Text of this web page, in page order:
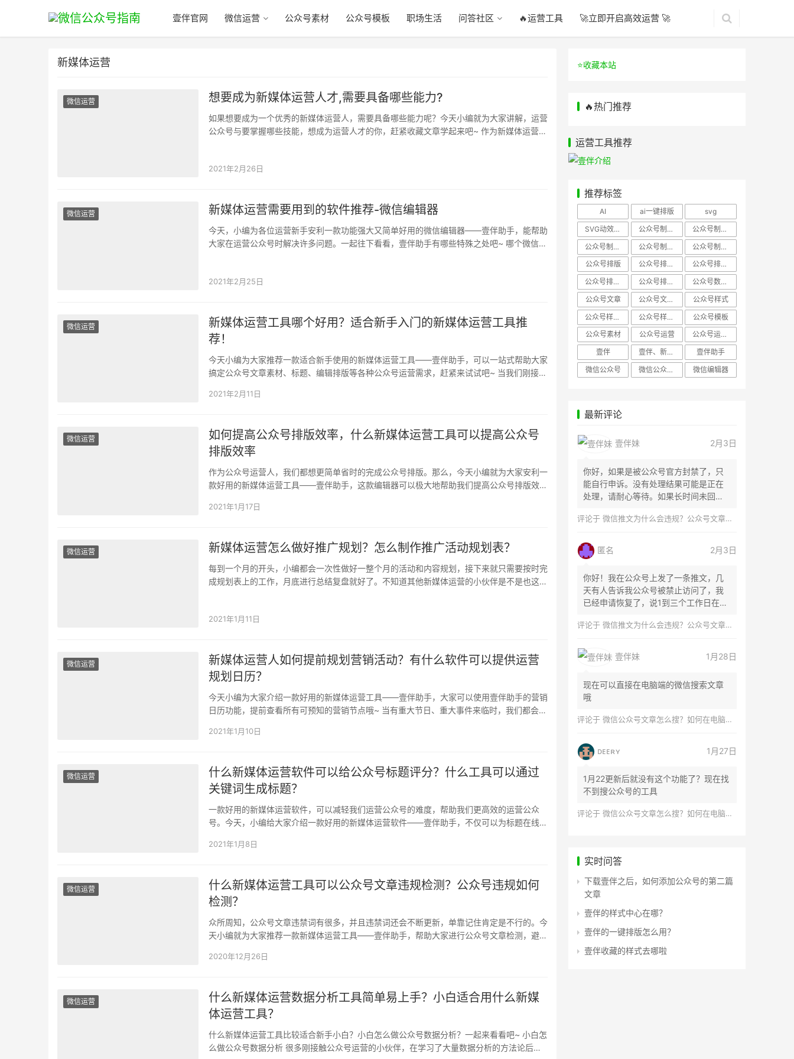
壹伴官网 微信运营 公众号素材 公众号模板 职场生活 问答社区 🔥运营工具 🚀立即开启高效运营 🚀
新媒体运营
微信运营 想要成为新媒体运营人才,需要具备哪些能力?
如果想要成为一个优秀的新媒体运营人，需要具备哪些能力呢？今天小编就为大家讲解，运营
公众号与要掌握哪些技能，想成为运营人才的你，赶紧收藏文章学起来吧~ 作为新媒体运营
2021年2月26日
微信运营 新媒体运营需要用到的软件推荐-微信编辑器
今天，小编为各位运营新手安利一款功能强大又简单好用的微信编辑器——壹伴助手，能帮助
大家在运营公众号时解决许多问题。一起往下看看，壹伴助手有哪些特殊之处吧~ 哪个微信编
2021年2月25日
微信运营
新媒体运营工具哪个好用？适合新手入门的新媒体运营工具推
荐！
今天小编为大家推荐一款适合新手使用的新媒体运营工具——壹伴助手，可以一站式帮助大家
搞定公众号文章素材、标题、编辑排版等各种公众号运营需求，赶紧来试试吧~ 当我们刚接触
2021年2月11日
微信运营
如何提高公众号排版效率，什么新媒体运营工具可以提高公众号
排版效率
作为公众号运营人，我们都想更简单省时的完成公众号排版。那么，今天小编就为大家安利一
款好用的新媒体运营工具——壹伴助手，这款编辑器可以极大地帮助我们提高公众号排版效率
2021年1月17日
微信运营 新媒体运营怎么做好推广规划？怎么制作推广活动规划表？
每到一个月的开头，小编都会一次性做好一整个月的活动和内容规划，接下来就只需要按时完
成规划表上的工作，月底进行总结复盘就好了。不知道其他新媒体运营的小伙伴是不是也这样
2021年1月11日
微信运营
新媒体运营人如何提前规划营销活动？有什么软件可以提供运营
规划日历？
今天小编为大家介绍一款好用的新媒体运营工具——壹伴助手，大家可以使用壹伴助手的营销
日历功能，提前查看所有可预知的营销节点哦~ 当有重大节日、重大事件来临时，我们都会提
2021年1月10日
微信运营
什么新媒体运营软件可以给公众号标题评分？什么工具可以通过
关键词生成标题？
一款好用的新媒体运营软件，可以减轻我们运营公众号的难度，帮助我们更高效的运营公众
号。今天，小编给大家介绍一款好用的新媒体运营软件——壹伴助手，不仅可以为标题在线评
2021年1月8日
微信运营
什么新媒体运营工具可以公众号文章违规检测？公众号违规如何
检测？
众所周知，公众号文章违禁词有很多，并且违禁词还会不断更新，单靠记住肯定是不行的。今
天小编就为大家推荐一款新媒体运营工具——壹伴助手，帮助大家进行公众号文章检测，避免
2020年12月26日
微信运营
什么新媒体运营数据分析工具简单易上手？小白适合用什么新媒
体运营工具？
什么新媒体运营工具比较适合新手小白？小白怎么做公众号数据分析？一起来看看吧~ 小白怎
么做公众号数据分析 很多刚接触公众号运营的小伙伴，在学习了大量数据分析的方法论后，
⭐️收藏本站
🔥热门推荐
运营工具推荐
推荐标签
AI ai一键排版
svg
SVG动效样式
公众号制作、公众号排版
公众号制作、公众号模板
公众号制作、微信编辑器
公众号制作，公众号排版
公众号制作，公众号排版、微信编辑器
公众号排版
公众号排版，公众号模板
公众号排版，公众号素材
公众号排版，微信编辑器
公众号排版，排版样式
公众号数据分析
公众号文章
公众号文章、公众号运营
公众号样式
公众号样式，微信公众号排版
公众号样式，微信编辑器
公众号模板
公众号素材
公众号运营
公众号运营，公众号编辑器
壹伴
壹伴、新媒体运营
壹伴助手
微信公众号
微信公众号，样式模板、公众号样式 微信编辑器
最新评论
壹伴妹 2月3日
你好，如果是被公众号官方封禁了，只
能自行申诉。没有处理结果可能是正在
处理，请耐心等待。如果长时间未回
评论于 微信推文为什么会违规？公众号文章怎么检测是否违规？
匿名 2月3日
你好！我在公众号上发了一条推文，几
天有人告诉我公众号被禁止访问了，我
已经申请恢复了，说1到三个工作日在微
评论于 微信推文为什么会违规？公众号文章怎么检测是否违规？
壹伴妹 1月28日
现在可以直接在电脑端的微信搜索文章
哦
评论于 微信公众号文章怎么搜？如何在电脑上搜索公众号文章？
ᴅᴇᴇʀʏ 1月27日
1月22更新后就没有这个功能了？现在找
不到搜公众号的工具
评论于 微信公众号文章怎么搜？如何在电脑上搜索公众号文章？
实时问答
下载壹伴之后，如何添加公众号的第二篇
文章
壹伴的样式中心在哪？
壹伴的一键排版怎么用？
壹伴收藏的样式去哪啦